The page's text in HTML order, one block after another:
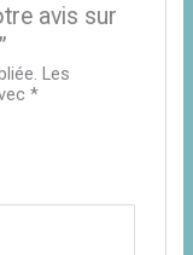
avis sur
Les
*